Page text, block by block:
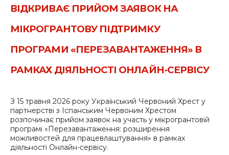
ВІДКРИВАЄ ПРИЙОМ ЗАЯВОК НА
МІКРОГРАНТОВУ ПІДТРИМКУ
ПРОГРАМИ «ПЕРЕЗАВАНТАЖЕННЯ» В
РАМКАХ ДІЯЛЬНОСТІ ОНЛАЙН-СЕРВІСУ
З 15 травня 2026 року Український Червоний Хрест у
партнерстві з Іспанським Червоним Хрестом
розпочинає прийом заявок на участь у мікрогрантовій
програмі «Перезавантаження: розширення
можливостей для працевлаштування» в рамках
діяльності Онлайн-сервісу.